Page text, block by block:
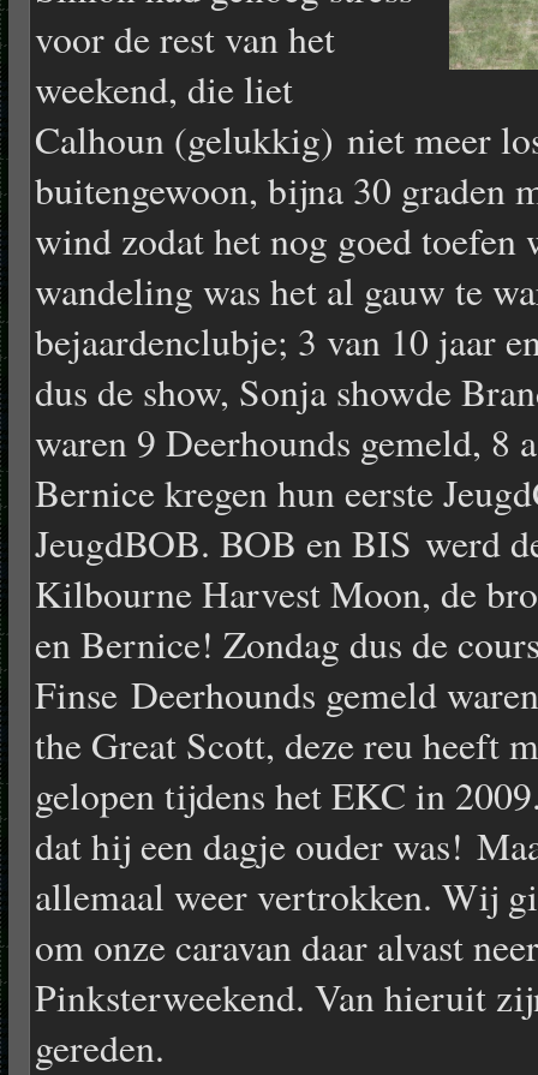
voor de rest van het
weekend, die liet
Calhoun (gelukkig) niet meer
buitengewoon, bijna 30 graden
wind zodat het nog goed toefen
wandeling was het al gauw te
bejaardenclubje; 3 van 10 jaar
dus de show, Sonja showde
waren 9 Deerhounds gemeld, 8
Bernice kregen hun eerste
JeugdBOB. BOB en BIS werd
Kilbourne Harvest Moon, de
en Bernice! Zondag dus de
Finse Deerhounds gemeld
the Great Scott, deze reu heeft
gelopen tijdens het EKC in
dat hij een dagje ouder was!
allemaal weer vertrokken. Wij
om onze caravan daar alvast
Pinksterweekend. Van hieruit
gereden.